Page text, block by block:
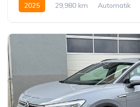
2025 29,980 km Automatik